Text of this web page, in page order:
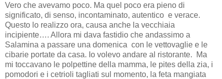
Vero che avevamo poco. Ma quel poco era pieno di
significato, di senso, incontaminato, autentico e verace.
Questo lo realizzo ora, causa anche la vecchiaia
incipiente…. Allora mi dava fastidio che andassimo a
Salamina a passare una domenica con le vettovaglie e le
cibarie portate da casa. Io volevo andare al ristorante. Ma
mi toccavano le polpettine della mamma, le pites della zia, i
pomodori e i cetrioli tagliati sul momento, la feta mangiata